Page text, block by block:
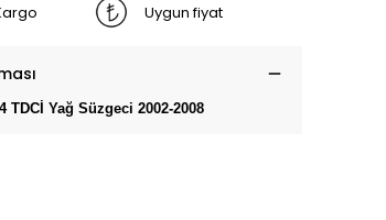
Uygun fiyat
TDCİ Yağ Süzgeci 2002-2008